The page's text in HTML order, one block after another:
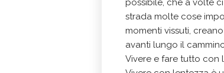
possibile, che a volte
strada molte cose
momenti vissuti,
avanti lungo il
Vivere e fare tutto con